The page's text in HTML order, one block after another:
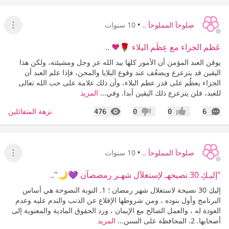
صلوحآ المملوحآ .. • 10 سنوات
عرض
عَظم الجزاء مع عِظَم البلاء 🌹❤ ..
يوقن العبد المؤمن أن الأمور كلها بيد الله عز وجل ومشيئته، ولكن هذا
اليقين قد يتزعزع ويضعُف عند وقوع البلايا والمحن، فإذا علم العبد أن
الجزاء يعظُم على قدر عظم البلاء، وأن ذلك علامة على حب الله تعالى
للعبد، فلن يتزعزع ذلك اليقين أبدا. وفي... المزيد
6
التعليقات إعجاب0 عدم إعجاب
0
476
المشاهدات نزهة المتفائلين
صلوحآ المملوحآ .. • 10 سنوات
عرض
"إليـكِ 30 نصيحهـ لإستغلآل شهـر رمضضآن 💜🌙"..
إليكِ 30 نصيحة لاستغلال شهر رمضان ؛ 1. التوبة النصوحة هي أساس
البرنامج وأول بنوده ، ومن شروطها الإقلاع عن الذنب والندم عليه وعدم
العودة له ، والعمل الصالح مع الإيمان ، ورد الحقوق المادية والمعنوية إلى
أصحابها. 2. المحافظة على السنن...
المزيد